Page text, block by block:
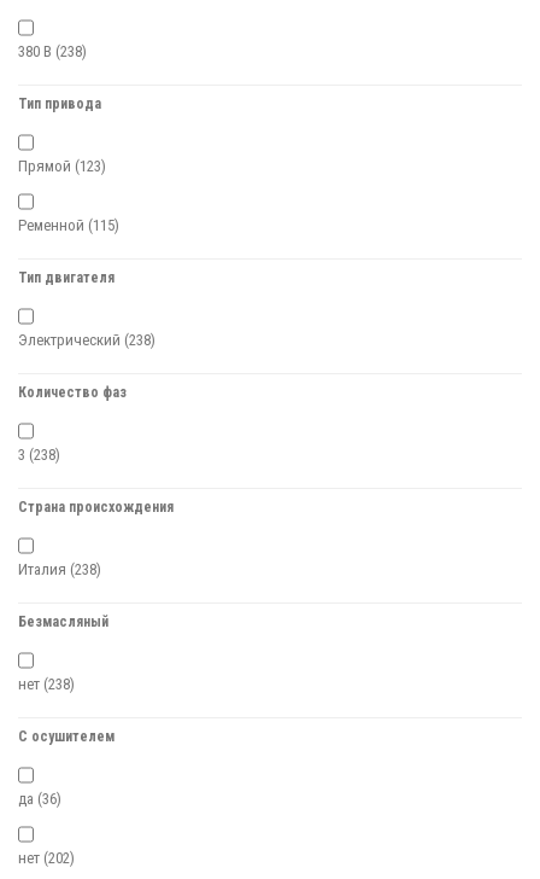
380 В (238)
Тип привода
Прямой (123)
Ременной (115)
Тип двигателя
Электрический (238)
Количество фаз
3 (238)
Страна происхождения
Италия (238)
Безмасляный
нет (238)
С осушителем
да (36)
нет (202)